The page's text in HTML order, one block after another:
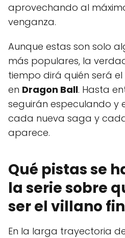
aprovechando al
venganza.
Aunque estas son solo
más populares, la
tiempo dirá quién será
en Dragon Ball. Hasta
seguirán especulando y
cada nueva saga y
aparece.
Qué pistas se
la serie sobre
ser el villano
En la larga trayectoria